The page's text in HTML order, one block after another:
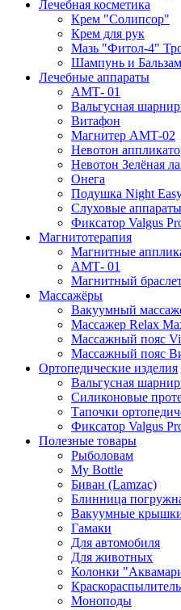
Лечебная косметика
Крем "Солипсор"
Крем для рук
Мазь "Фитол-4"
Шампунь и
Лечебные аппараты
АМТ- 01
Вальгусная
Витафон
Магнитер АМТ-02
Невотон
Невотон Зелёная
Онега
Подушка Night
Слуховые аппараты
Фиксатор Valgus
Магнитотерапия
Магнитные
АМТ- 01
Магнитный
Массажёры
Вакуумный
Массажер Relax
Массажный пояс
Массажный пояс
Ортопедические изделия
Вальгусная
Силиконовые
Тапочки
Фиксатор Valgus
Полезные товары
Рыболовам
My Bottle
Биван (Lamzac)
Блинница
Вакуумные
Гамаки
Для автомобиля
Для животных
Колонки
Моноподы